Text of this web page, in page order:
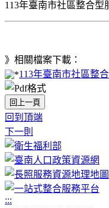
113年臺南市社區整合型
》相關檔案下載：
113年臺南市社區整
回上一頁
回到頂端
下一則
:::